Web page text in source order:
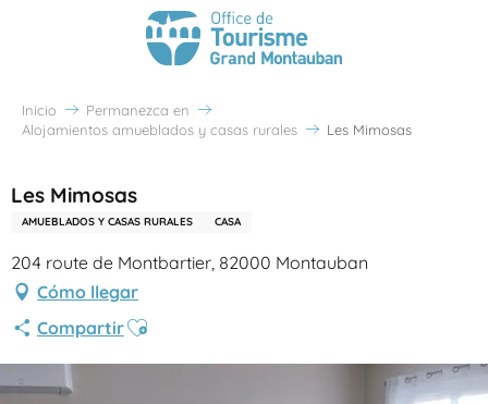
Inicio
Permanezca en
Alojamientos amueblados y casas rurales
Les Mimosas
Les Mimosas
AMUEBLADOS Y CASAS RURALES CASA
204 route de Montbartier, 82000 Montauban
Cómo llegar
CompartirAjouter aux favoris